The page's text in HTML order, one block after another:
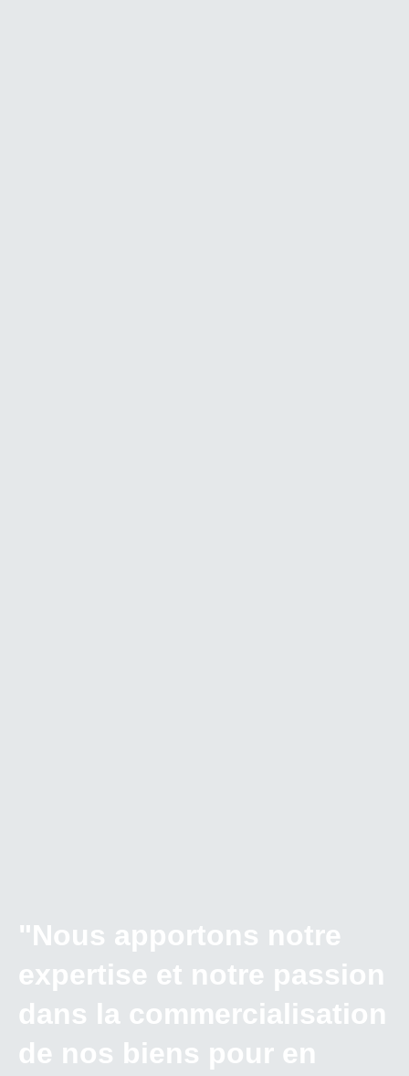
"Nous apportons notre
expertise et notre passion
dans la commercialisation
de nos biens pour en